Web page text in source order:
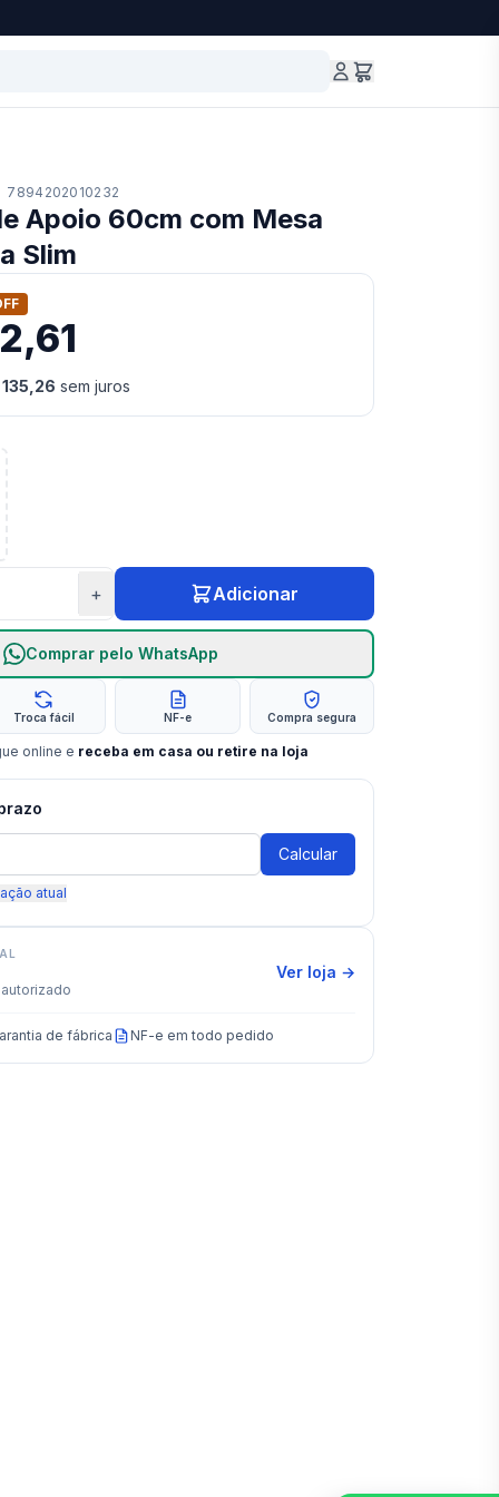
7894202010232
Apoio 60cm com Mesa
Slim
135,26 sem juros
+ Adicionar
Comprar pelo WhatsApp
Troca fácil NF-e Compra segura
online e receba em casa ou retire na loja
Calcular
atual
Ver loja →
de fábrica NF-e em todo pedido